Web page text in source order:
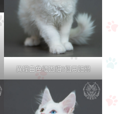
異瞳白色緬因貓3個月記錄